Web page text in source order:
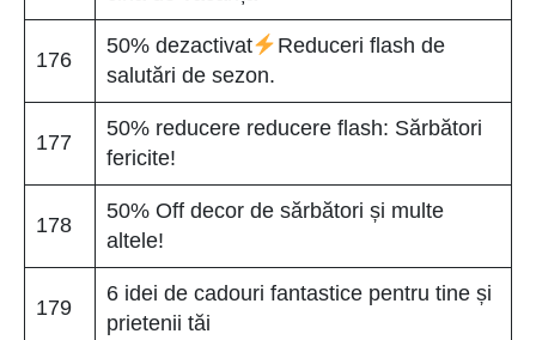
176
50% dezactivat
Reduceri flash de
salutări de sezon.
177
50% reducere reducere flash: Sărbători
fericite!
178
50% Off decor de sărbători și multe
altele!
179
6 idei de cadouri fantastice pentru tine și
prietenii tăi